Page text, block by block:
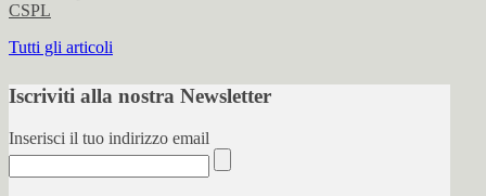
CSPL
Tutti gli articoli
Iscriviti alla nostra Newsletter
Inserisci il tuo indirizzo email